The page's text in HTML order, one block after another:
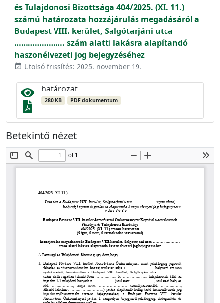
és Tulajdonosi Bizottsága 404/2025. (XI. 11.)
számú határozata hozzájárulás megadásáról a
Budapest VIII. kerület, Salgótarjáni utca
…………………. szám alatti lakásra alapítandó
haszonélvezeti jog bejegyzéséhez
event_available Utolsó frissítés: 2025. november 19.
határozat
280 KB PDF dokumentum
Betekintő nézet